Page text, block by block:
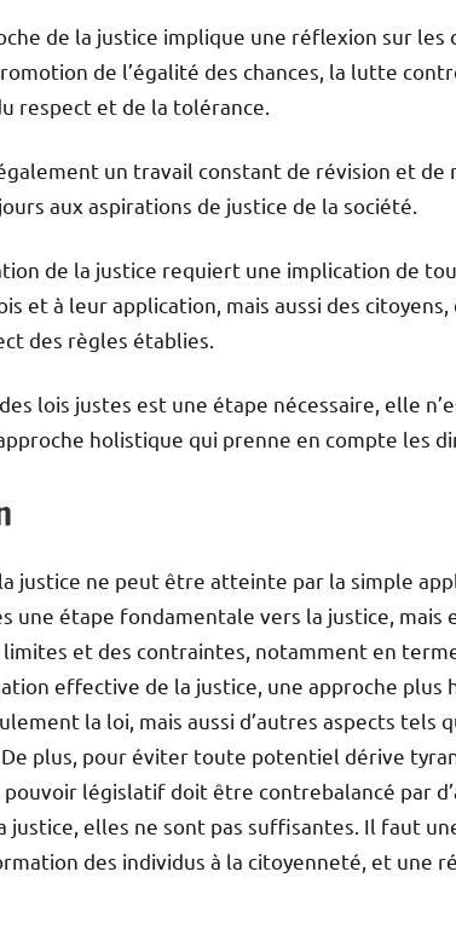
de la justice implique une réflexion sur
de l’égalité des chances, la lutte
respect et de la tolérance.
un travail constant de révision et de
aux aspirations de justice de la société.
de la justice requiert une implication de
et à leur application, mais aussi des
des règles établies.
lois justes est une étape nécessaire, elle
holistique qui prenne en compte les
justice ne peut être atteinte par la simple
une étape fondamentale vers la justice, mais
et des contraintes, notamment en
effective de la justice, une approche
la loi, mais aussi d’autres aspects tels
plus, pour éviter toute potentiel dérive
législatif doit être contrebalancé par
justice, elles ne sont pas suffisantes. Il faut
des individus à la citoyenneté, et une